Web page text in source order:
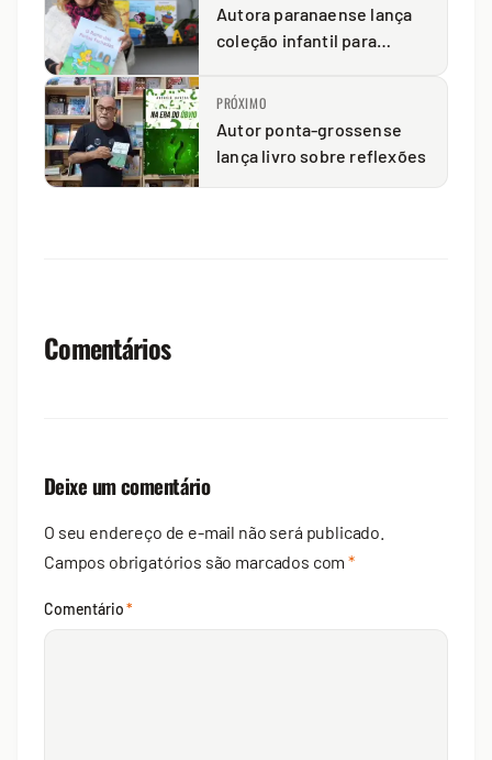
Autora paranaense lança
coleção infantil para
PRÓXIMO
Autor ponta-grossense
lança livro sobre reflexões
Comentários
Deixe um comentário
O seu endereço de e-mail não será publicado.
Campos obrigatórios são marcados com*
Comentário*